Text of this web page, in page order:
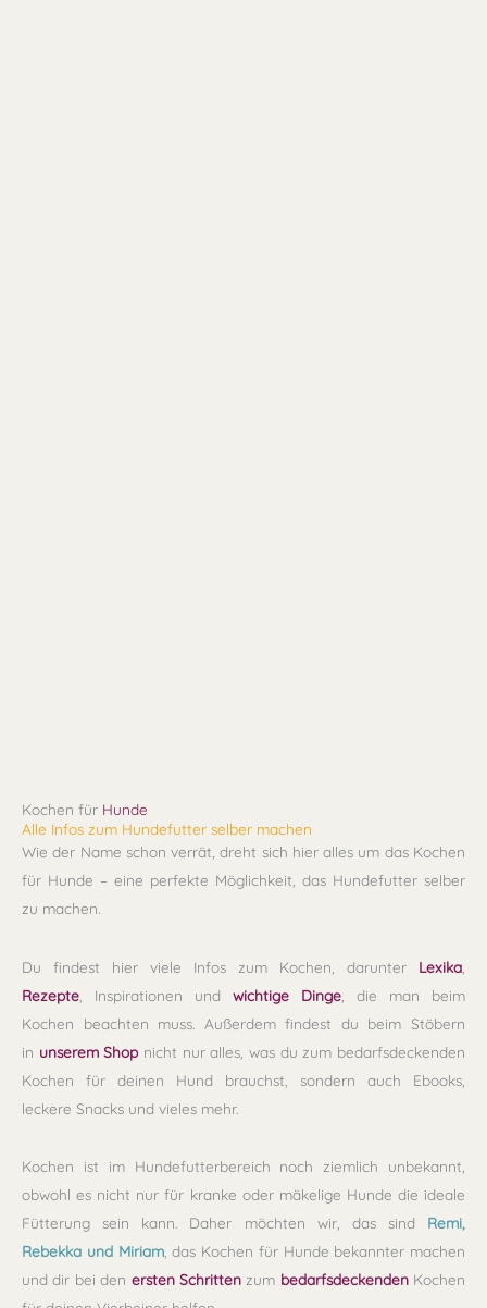
Kochen für Hunde
Alle Infos zum Hundefutter selber machen
Wie der Name schon verrät, dreht sich hier alles um das Kochen
für Hunde – eine perfekte Möglichkeit, das Hundefutter selber
zu machen.
Du findest hier viele Infos zum Kochen, darunter Lexika
Rezepte , Inspirationen und wichtige Dinge , die man beim
Kochen beachten muss. Außerdem findest du beim Stöbern
in unserem Shopnicht nur alles, was du zum bedarfsdeckenden
Kochen für deinen Hund brauchst, sondern auch Ebooks,
leckere Snacks und vieles mehr.
Kochen ist im Hundefutterbereich noch ziemlich unbekannt,
obwohl es nicht nur für kranke oder mäkelige Hunde die ideale
Fütterung sein kann. Daher möchten wir, das sind Remi,
Rebekka und Miriam, das Kochen für Hunde bekannter machen
und dir bei den ersten Schrittenzum bedarfsdeckendenKochen